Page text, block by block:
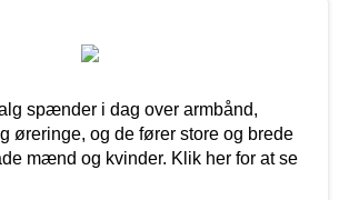
spænder i dag over armbånd,
øreringe, og de fører store og brede
mænd og kvinder. Klik her for at se